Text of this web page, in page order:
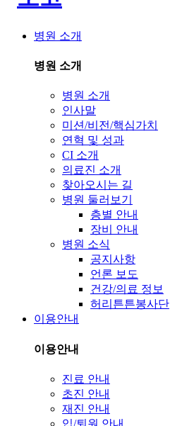
병원 소개
병원 소개
병원 소개
인사말
미션/비전/핵심가치
연혁 및 성과
CI 소개
의료진 소개
찾아오시는 길
병원 둘러보기
층별 안내
장비 안내
병원 소식
공지사항
언론 보도
건강/의료 정보
허리튼튼봉사단
이용안내
이용안내
진료 안내
초진 안내
재진 안내
입/퇴원 안내